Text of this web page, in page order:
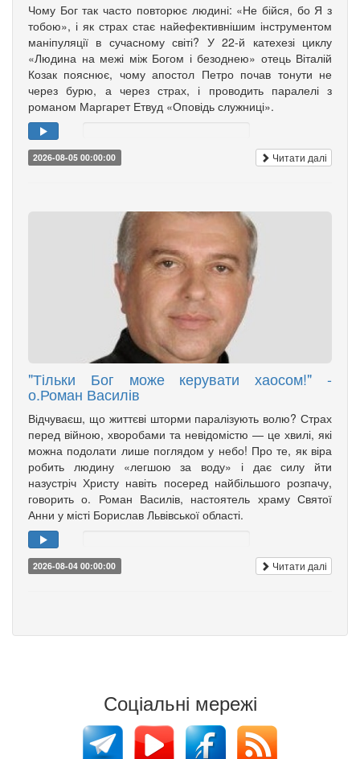
Чому Бог так часто повторює людині: «Не бійся, бо Я з
тобою», і як страх стає найефективнішим інструментом
маніпуляції в сучасному світі? У 22-й катехезі циклу
«Людина на межі між Богом і безоднею» отець Віталій
Козак пояснює, чому апостол Петро почав тонути не
через бурю, а через страх, і проводить паралелі з
романом Маргарет Етвуд «Оповідь служниці».
2026-08-05 00:00:00 Читати далі
"Тільки Бог може керувати хаосом!" -
о.Роман Василів
Відчуваєш, що життєві шторми паралізують волю? Страх
перед війною, хворобами та невідомістю — це хвилі, які
можна подолати лише поглядом у небо! Про те, як віра
робить людину «легшою за воду» і дає силу йти
назустріч Христу навіть посеред найбільшого розпачу,
говорить о. Роман Василів, настоятель храму Святої
Анни у місті Борислав Львівської області.
2026-08-04 00:00:00 Читати далі
Соціальні мережі